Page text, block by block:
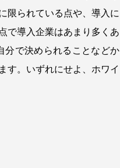
限られている点や、導入に
で導入企業はあまり多くあ
分で決められることなどか
す。いずれにせよ、ホワイ